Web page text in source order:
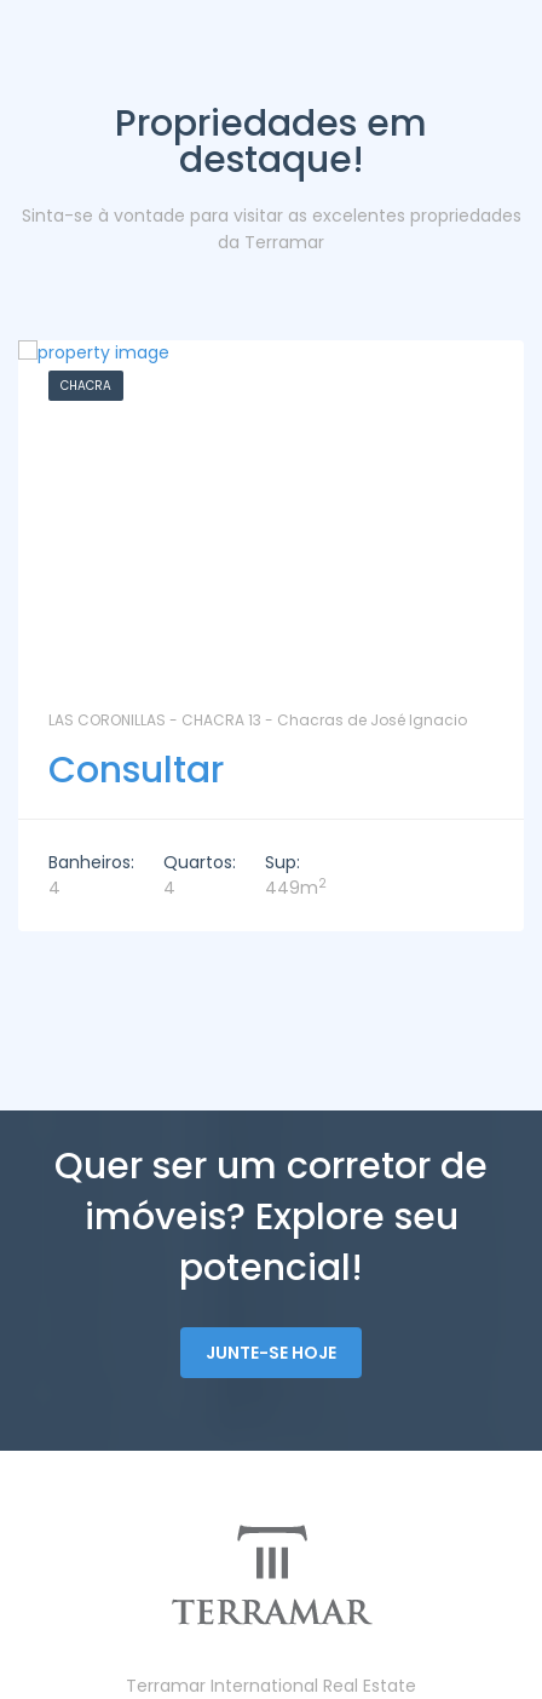
Propriedades em
destaque!
Sinta-se à vontade para visitar as excelentes propriedades
da Terramar
CHACRA
LAS CORONILLAS - CHACRA 13 - Chacras de José Ignacio
Consultar
Banheiros:
4
Quartos:
4
Sup:
449m2
Quer ser um corretor de
imóveis? Explore seu
potencial!
JUNTE-SE HOJE
Terramar International Real Estate